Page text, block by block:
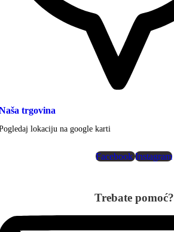
trgovina
lokaciju na google karti
Facebook Instagram
Trebate pomoć?